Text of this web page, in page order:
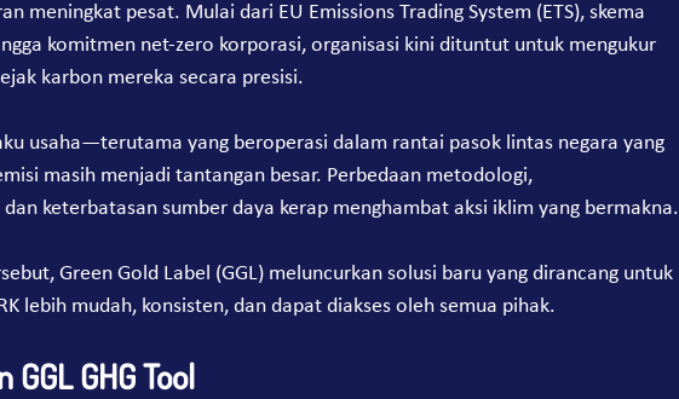
meningkat pesat. Mulai dari EU Emissions Trading System (ETS), skema
komitmen net-zero korporasi, organisasi kini dituntut untuk mengukur
karbon mereka secara presisi.
usaha—terutama yang beroperasi dalam rantai pasok lintas negara yang
masih menjadi tantangan besar. Perbedaan metodologi,
keterbatasan sumber daya kerap menghambat aksi iklim yang bermakna.
Green Gold Label (GGL) meluncurkan solusi baru yang dirancang untuk
lebih mudah, konsisten, dan dapat diakses oleh semua pihak.
GHG Tool